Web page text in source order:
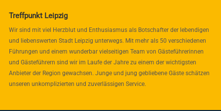
Treffpunkt Leipzig
Wir sind mit viel Herzblut und Enthusiasmus als Botschafter der lebendigen
und liebenswerten Stadt Leipzig unterwegs. Mit mehr als 50 verschiedenen
Führungen und einem wunderbar vielseitigen Team von Gästeführerinnen
und Gästeführern sind wir im Laufe der Jahre zu einem der wichtigsten
Anbieter der Region gewachsen. Junge und jung gebliebene Gäste schätzen
unseren unkomplizierten und zuverlässigen Service.